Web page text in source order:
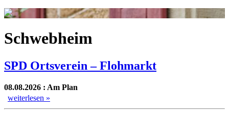
Schwebheim
SPD Ortsverein – Flohmarkt
08.08.2026 : Am Plan
weiterlesen »